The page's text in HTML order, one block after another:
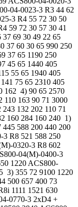
04-0023-3 R3 44 62
3 R4 55 72 30 50
59 72 30 57 30 41
37 69 30 49 22 65
37 60 30 65 990 250
37 65 1190 250
45 65 1440 405
55 65 1940 405
75 65 2310 405
162 4) 90 65 2570
110 163 90 71 3000
132 202 110 71
160 284 160 240 1)
588 200 440 200
3 R8 521 588 250
0320-3 R8 602
04(M)-0400-3
1220 ACS800-
3) 355 72 9100 1220
500 657 400 73
1111 1521 630
0770-3 2xD4 +